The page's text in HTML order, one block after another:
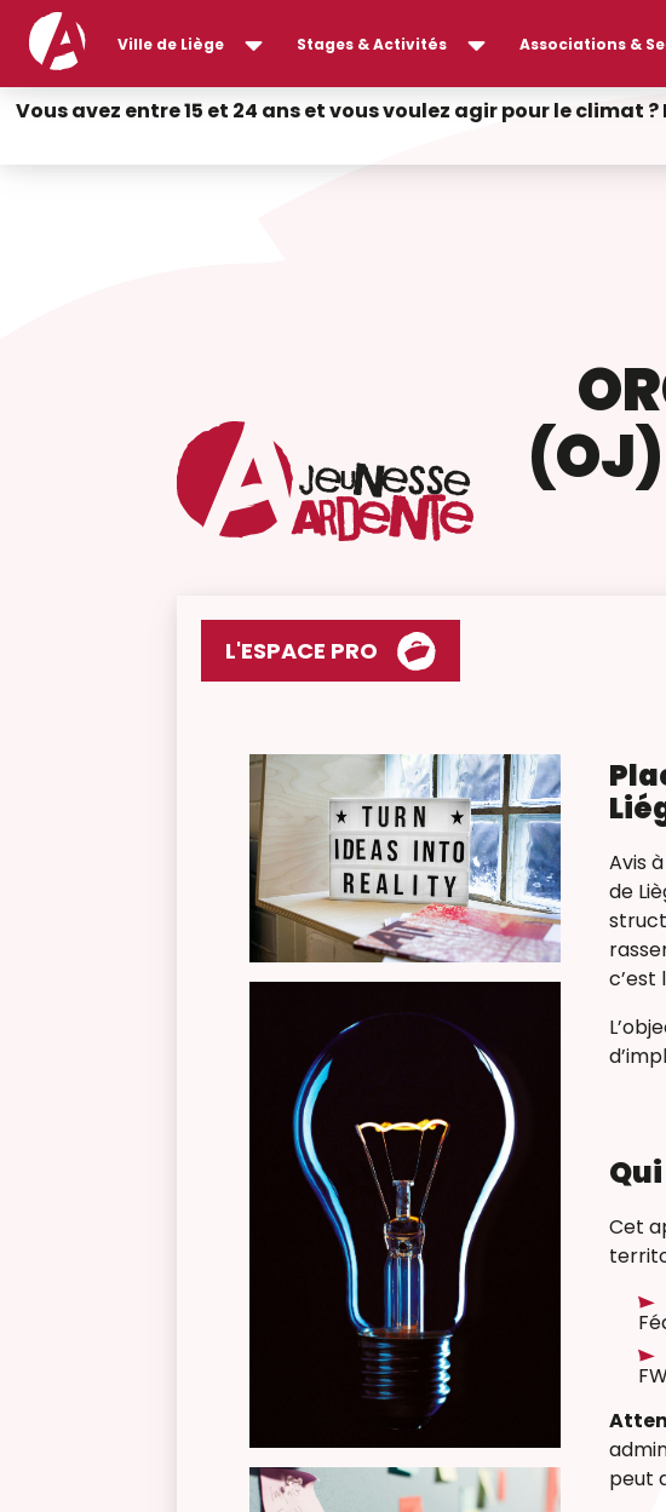
Ville de Liège Stages & Activités Associations &
Vous avez entre 15 et 24 ans et vous voulez agir pour le climat
(OJ)
L'ESPACE PRO
Avis
de
Cet
peut